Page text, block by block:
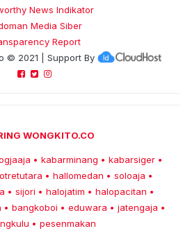
News Indikator
Media Siber
Report
© 2021 | Support By
WONGKITO.CO
• kabarminang • kabarsiger •
• hallomedan • soloaja •
• sijori • halojatim • halopacitan •
• bangkoboi • eduwara • jatengaja •
• pesenmakan